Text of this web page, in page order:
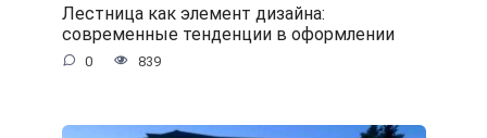
Лестница как элемент дизайна:
современные тенденции в оформлении
0 839